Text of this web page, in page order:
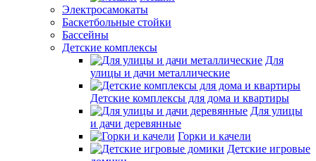
Электросамокаты
Баскетбольные стойки
Бассейны
Детские комплексы
Для
улицы и дачи металлические
Детские комплексы для дома и квартиры
Для улицы
и дачи деревянные
Горки и качели
Детские игровые